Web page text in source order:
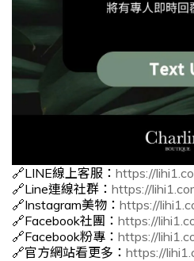
🔗LINE線上客服： https://
🔗Line連線社群： https://
🔗Instagram美物： https://
🔗Facebook社團： https://
🔗Facebook粉專： https://
🔗官方網站看更多： https://